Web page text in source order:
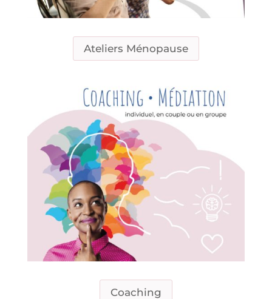
Ateliers Ménopause
Coaching